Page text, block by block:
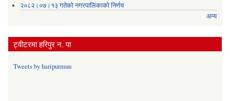
२०८२।०७।१३ गतेको नगरपालिकाको निर्णय
अन्य
ट्वीटरमा हरिपुर न. पा
Tweets by haripurmun